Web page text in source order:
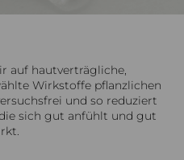
auf hautverträgliche,
Wirkstoffe pflanzlichen
und so reduziert
sich gut anfühlt und gut